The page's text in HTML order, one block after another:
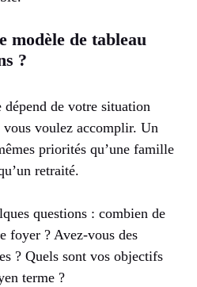
modèle de tableau
?
de votre situation
vous voulez accomplir. Un
priorités qu’une famille
retraité.
questions : combien de
foyer ? Avez-vous des
? Quels sont vos objectifs
terme ?